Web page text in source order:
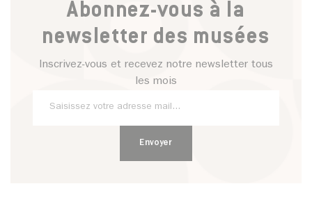
Abonnez-vous à la
newsletter des musées
Inscrivez-vous et recevez notre newsletter tous
les mois